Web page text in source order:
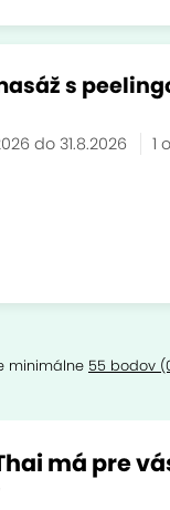
s
do 31.8.2026 1
minimálne 55 bodov
má pre